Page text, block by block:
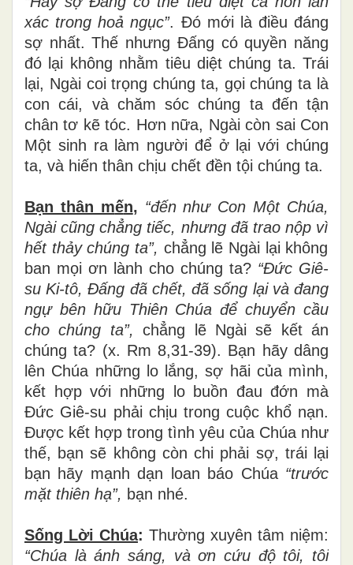
xác trong hoả ngục”. Đó mới là điều đáng
sợ nhất. Thế nhưng Đấng có quyền năng
đó lại không nhằm tiêu diệt chúng ta. Trái
lại, Ngài coi trọng chúng ta, gọi chúng ta là
con cái, và chăm sóc chúng ta đến tận
chân tơ kẽ tóc. Hơn nữa, Ngài còn sai Con
Một sinh ra làm người để ở lại với chúng
ta, và hiến thân chịu chết đền tội chúng ta.
Bạn thân mến, “đến nhưCon Một Chúa,
Ngài cũng chẳng tiếc, nhưng đãtrao nộp vì
hết thảy chúng ta”, chẳng lẽ Ngài lại không
ban mọi ơn lành cho chúng ta? “Đức Giê-
su Ki-tô,Đấng đãchết,đã sống lại và đang
ngựbên hữu Thiên Chúađểchuyển cầu
cho chúng ta”, chẳng lẽ Ngài sẽ kết án
chúng ta? (x. Rm 8,31-39). Bạn hãy dâng
lên Chúa những lo lắng, sợ hãi của mình,
kết hợp với những lo buồn đau đớn mà
Đức Giê-su phải chịu trong cuộc khổ nạn.
Được kết hợp trong tình yêu của Chúa như
thế, bạn sẽ không còn chi phải sợ, trái lại
bạn hãy mạnh dạn loan báo Chúa “trước
mặt thiên hạ”, bạn nhé.
Sống Lời Chúa: Thường xuyên tâm niệm:
“Chúa là ánh sáng, và ơn cứu độtôi, tôi